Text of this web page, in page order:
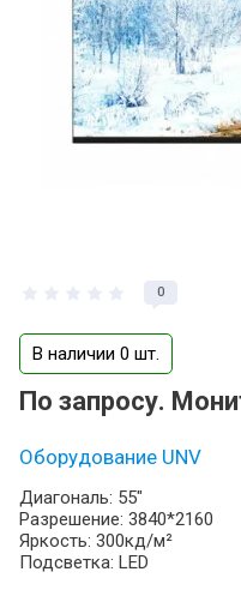
0
В наличии 0 шт.
По запросу.
Оборудование UNV
Диагональ: 55"
Разрешение: 3840*2160
Яркость: 300кд/м²
Подсветка: LED